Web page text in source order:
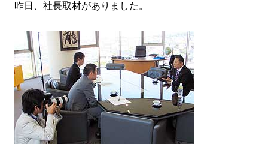
昨日、社長取材がありました。